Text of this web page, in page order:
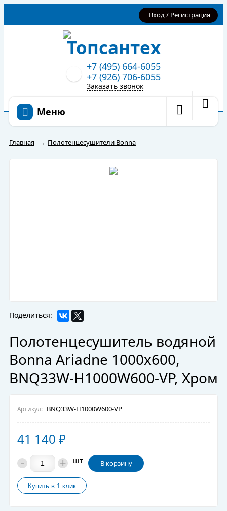
Вход/ Регистрация
+7 (495) 664-6055
+7 (926) 706-6055
Заказать звонок
Меню
Главная → Полотенцесушители Bonna
Поделиться:
Полотенцесушитель водяной
Bonna Ariadne 1000x600,
BNQ33W-H1000W600-VP, Хром
Артикул: BNQ33W-H1000W600-VP
41 140 ₽
- + шт В корзину